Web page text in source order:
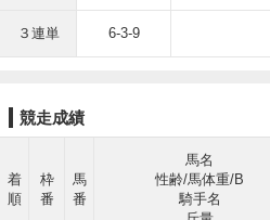
３連単 6-3-9
競走成績
着
順
枠
番
馬
番
馬名
性齢/馬体重/B
騎手名